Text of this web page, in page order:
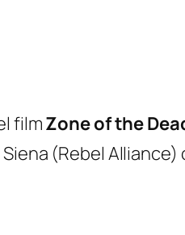
filmZone of the
(Rebel